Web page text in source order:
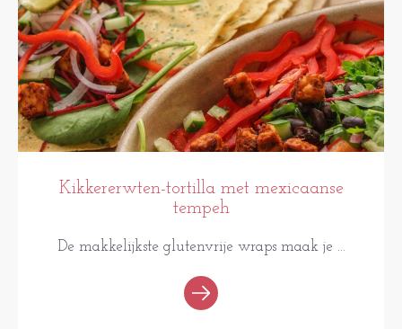
Kikkererwten-tortilla met mexicaanse
tempeh
De makkelijkste glutenvrije wraps maak je ...